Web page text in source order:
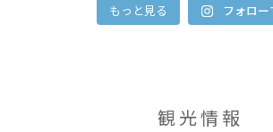
もっと見る フォロー
観光情報